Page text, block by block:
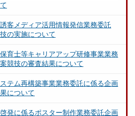
客メディア活用情報発信業務委託
の実施について
育士等キャリアアップ研修事業業務
競技の審査結果について
テム再構築事業業務委託に係る企画
について
発に係るポスター制作業務委託企画